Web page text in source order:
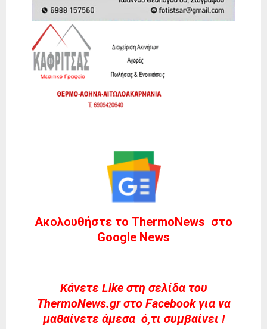
Ακολουθήστε το ThermoNews στο
Google News
Kάνετε Like στη σελίδα του
ThermoNews.gr στο Facebook για να
μαθαίνετε άμεσα ό,τι συμβαίνει !